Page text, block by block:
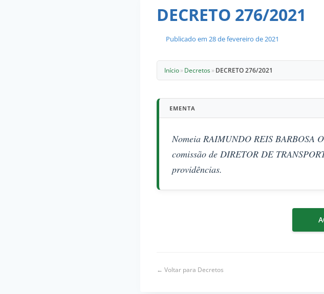
DECRETO 276/2021
Publicado em 28 de fevereiro de 2021
Início » Decretos » DECRETO 276/2021
EMENTA
Nomeia RAIMUNDO REIS BARBOSA
comissão de DIRETOR DE
providências.
← Voltar para Decretos